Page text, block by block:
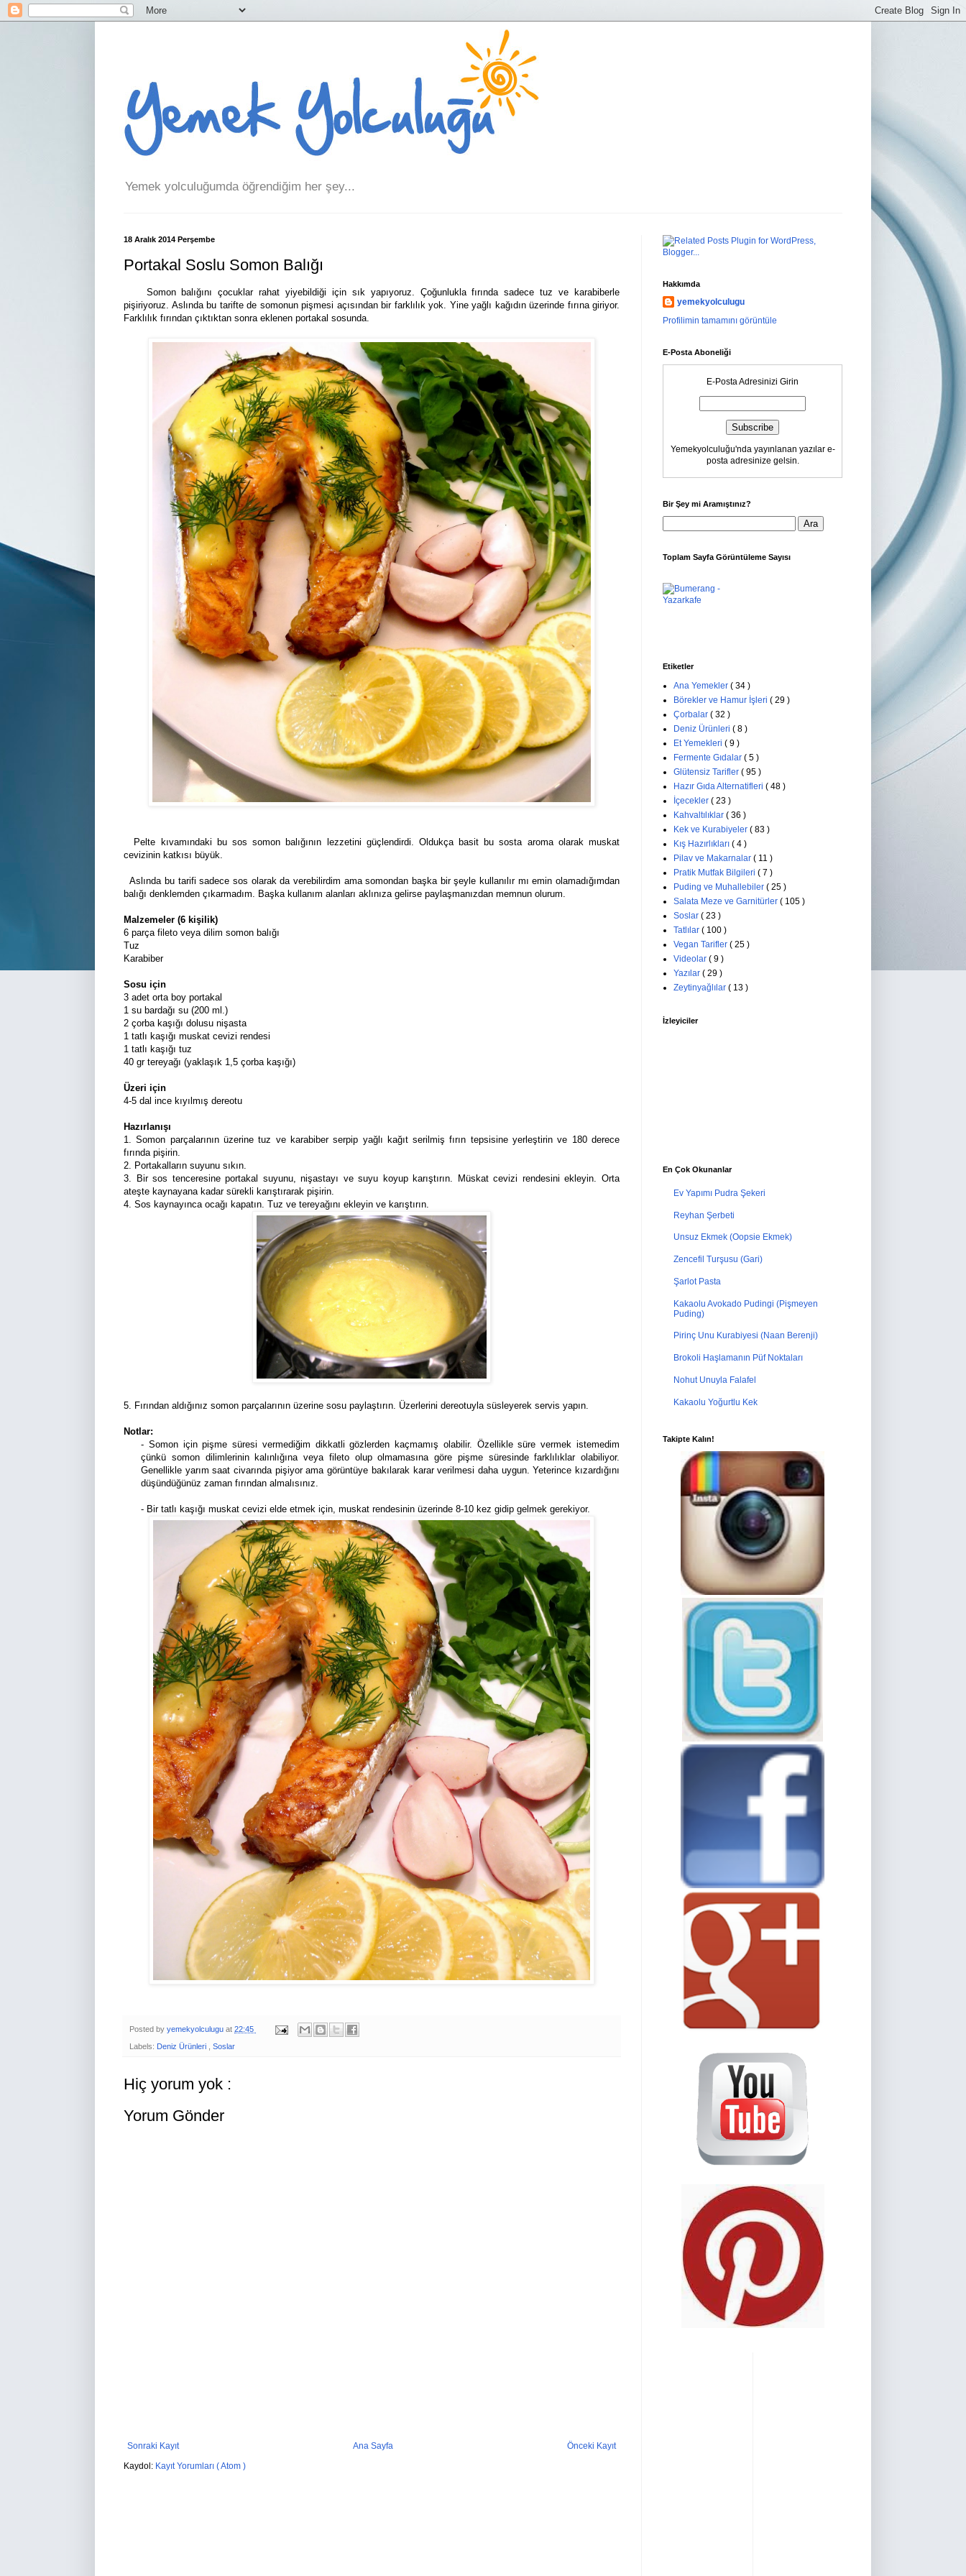
Yemek yolculuğumda öğrendiğim her şey...
18 Aralık 2014 Perşembe
Portakal Soslu Somon Balığı
Somon balığını çocuklar rahat yiyebildiği için sık yapıyoruz. Çoğunlukla fırında sadece tuz ve karabiberle
pişiriyoruz. Aslında bu tarifte de somonun pişmesi açısından bir farklılık yok. Yine yağlı kağıdın üzerinde fırına giriyor.
Farklılık fırından çıktıktan sonra eklenen portakal sosunda.
Pelte kıvamındaki bu sos somon balığının lezzetini güçlendirdi. Oldukça basit bu sosta aroma olarak muskat
cevizinin katkısı büyük.
Aslında bu tarifi sadece sos olarak da verebilirdim ama somondan başka bir şeyle kullanılır mı emin olamadığımdan
balığı denklemden çıkarmadım. Başka kullanım alanları aklınıza gelirse paylaşmanızdan memnun olurum.
Malzemeler (6 kişilik)
6 parça fileto veya dilim somon balığı
Tuz
Karabiber
Sosu için
3 adet orta boy portakal
1 su bardağı su (200 ml.)
2 çorba kaşığı dolusu nişasta
1 tatlı kaşığı muskat cevizi rendesi
1 tatlı kaşığı tuz
40 gr tereyağı (yaklaşık 1,5 çorba kaşığı)
Üzeri için
4-5 dal ince kıyılmış dereotu
Hazırlanışı
1. Somon parçalarının üzerine tuz ve karabiber serpip yağlı kağıt serilmiş fırın tepsisine yerleştirin ve 180 derece
fırında pişirin.
2. Portakalların suyunu sıkın.
3. Bir sos tenceresine portakal suyunu, nişastayı ve suyu koyup karıştırın. Müskat cevizi rendesini ekleyin. Orta
ateşte kaynayana kadar sürekli karıştırarak pişirin.
4. Sos kaynayınca ocağı kapatın. Tuz ve tereyağını ekleyin ve karıştırın.
5. Fırından aldığınız somon parçalarının üzerine sosu paylaştırın. Üzerlerini dereotuyla süsleyerek servis yapın.
Notlar:
- Somon için pişme süresi vermediğim dikkatli gözlerden kaçmamış olabilir. Özellikle süre vermek istemedim
çünkü somon dilimlerinin kalınlığına veya fileto olup olmamasına göre pişme süresinde farklılıklar olabiliyor.
Genellikle yarım saat civarında pişiyor ama görüntüye bakılarak karar verilmesi daha uygun. Yeterince kızardığını
düşündüğünüz zaman fırından almalısınız.
- Bir tatlı kaşığı muskat cevizi elde etmek için, muskat rendesinin üzerinde 8-10 kez gidip gelmek gerekiyor.
Posted by yemekyolculugu at 22:45
Labels: Deniz Ürünleri , Soslar
Hiç yorum yok :
Yorum Gönder
Sonraki Kayıt Önceki Kayıt
Ana Sayfa
Kaydol: Kayıt Yorumları ( Atom )
Hakkımda
yemekyolculugu
Profilimin tamamını görüntüle
E-Posta Aboneliği
E-Posta Adresinizi Girin
Yemekyolculuğu'nda yayınlanan yazılar e-
posta adresinize gelsin.
Bir Şey mi Aramıştınız?
Toplam Sayfa Görüntüleme Sayısı
Etiketler
Ana Yemekler ( 34 )
Börekler ve Hamur İşleri ( 29 )
Çorbalar ( 32 )
Deniz Ürünleri ( 8 )
Et Yemekleri ( 9 )
Fermente Gıdalar ( 5 )
Glütensiz Tarifler ( 95 )
Hazır Gıda Alternatifleri ( 48 )
İçecekler ( 23 )
Kahvaltılıklar ( 36 )
Kek ve Kurabiyeler ( 83 )
Kış Hazırlıkları ( 4 )
Pilav ve Makarnalar ( 11 )
Pratik Mutfak Bilgileri ( 7 )
Puding ve Muhallebiler ( 25 )
Salata Meze ve Garnitürler ( 105 )
Soslar ( 23 )
Tatlılar ( 100 )
Vegan Tarifler ( 25 )
Videolar ( 9 )
Yazılar ( 29 )
Zeytinyağlılar ( 13 )
İzleyiciler
En Çok Okunanlar
Ev Yapımı Pudra Şekeri
Reyhan Şerbeti
Unsuz Ekmek (Oopsie Ekmek)
Zencefil Turşusu (Gari)
Şarlot Pasta
Kakaolu Avokado Pudingi (Pişmeyen
Puding)
Pirinç Unu Kurabiyesi (Naan Berenji)
Brokoli Haşlamanın Püf Noktaları
Nohut Unuyla Falafel
Kakaolu Yoğurtlu Kek
Takipte Kalın!